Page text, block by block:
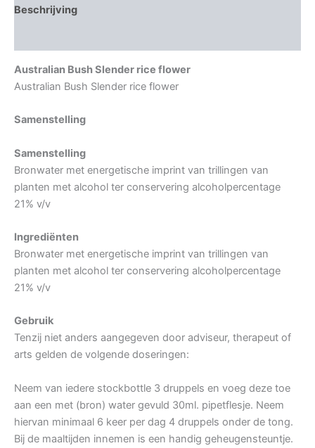
Beschrijving
Australian Bush Slender rice flower
Australian Bush Slender rice flower
Samenstelling
Samenstelling
Bronwater met energetische imprint van trillingen van
planten met alcohol ter conservering alcoholpercentage
21% v/v
Ingrediënten
Bronwater met energetische imprint van trillingen van
planten met alcohol ter conservering alcoholpercentage
21% v/v
Gebruik
Tenzij niet anders aangegeven door adviseur, therapeut of
arts gelden de volgende doseringen:
Neem van iedere stockbottle 3 druppels en voeg deze toe
aan een met (bron) water gevuld 30ml. pipetflesje. Neem
hiervan minimaal 6 keer per dag 4 druppels onder de tong.
Bij de maaltijden innemen is een handig geheugensteuntje.